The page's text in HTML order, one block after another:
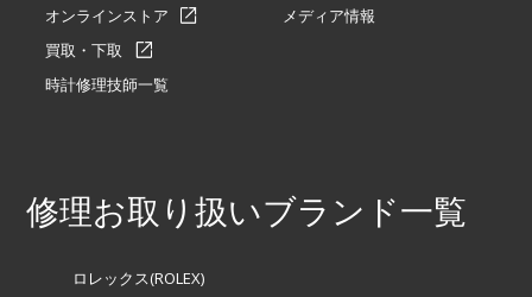
オンラインストア
買取・下取
時計修理技師一覧
メディア情報
修理お取り扱いブランド一覧
ロレックス(ROLEX)